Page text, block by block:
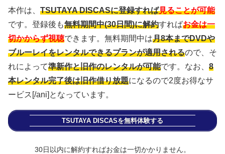
本作は、 TSUTAYA DISCASに登録すれば見ることが可能
です。登録後も無料期間中(30日間)に解約すればお金は一
切かからず視聴できます。無料期間中は月8本までDVDや
ブルーレイをレンタルできるプランが適用されるので、そ
れによって準新作と旧作のレンタルが可能です。なお、 8
本レンタル完了後は旧作借り放題になるので2度お得なサ
ービス[/ani]となっています。
TSUTAYA DISCASを無料体験する
30日以内に解約すればお金は一切かかりません。